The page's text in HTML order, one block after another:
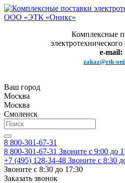
Комплексные
e-mail:
zakaz@etk-
Ваш город
Москва
Москва
Смоленск
8 800-301-67-31
8 800-301-67-31 Звоните с 9:00 до
+7 (495) 128-34-48 Звоните с 8:30
Звоните с 8:30 до 17:30
Заказать звонок